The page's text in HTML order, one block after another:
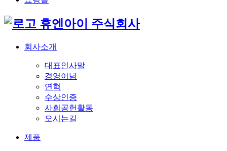
휴엔아이 주식회사
회사소개
대표인사말
경영이념
연혁
수상인증
사회공헌활동
오시는길
제품